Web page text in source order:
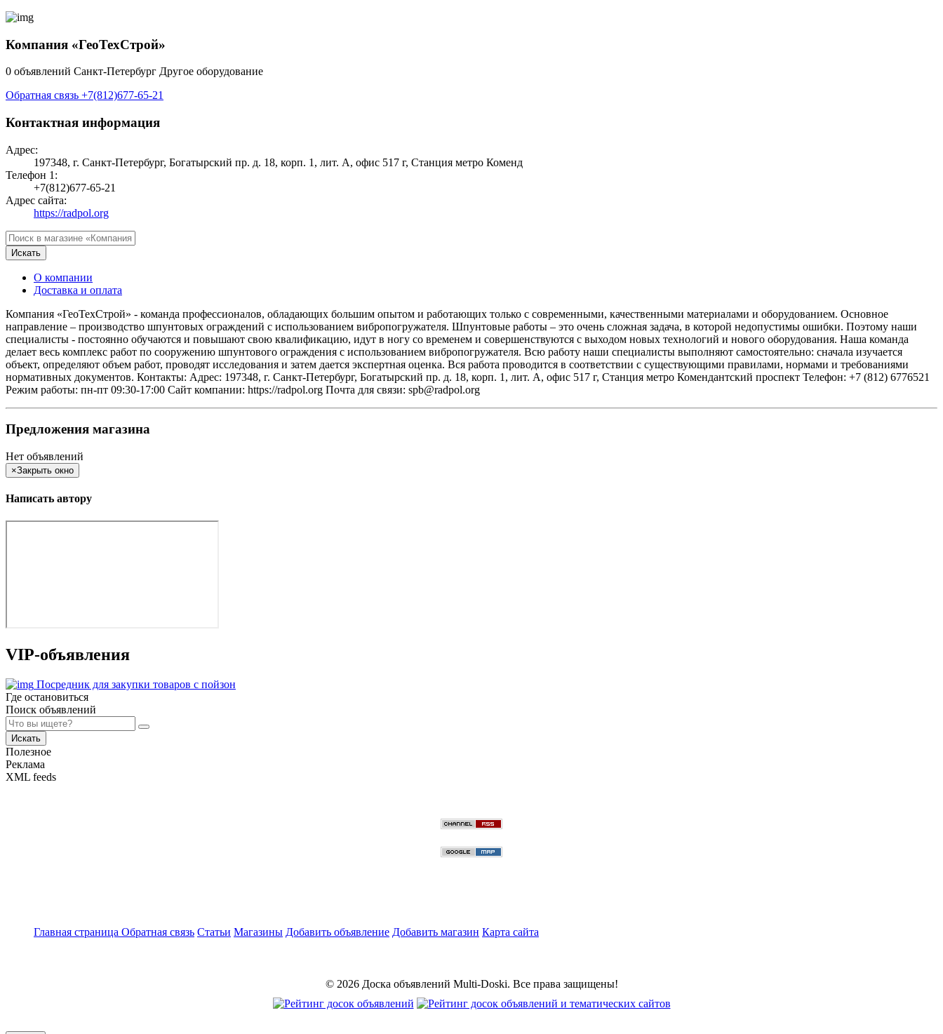
Компания «ГеоТехСтрой»
0 объявлений Санкт-Петербург Другое оборудование
Обратная связь +7(812)677-65-21
Контактная информация
Адрес:
197348, г. Санкт-Петербург, Богатырский пр. д. 18, корп. 1, лит. А, офис 517 г, Станция метро Коменд
Телефон 1:
+7(812)677-65-21
Адрес сайта:
https://radpol.org
Искать
О компании
Доставка и оплата
Компания «ГеоТехСтрой» - команда профессионалов, обладающих большим опытом и работающих только с современными, качественными материалами и оборудованием. Основное
направление – производство шпунтовых ограждений с использованием вибропогружателя. Шпунтовые работы – это очень сложная задача, в которой недопустимы ошибки. Поэтому наши
специалисты - постоянно обучаются и повышают свою квалификацию, идут в ногу со временем и совершенствуются с выходом новых технологий и нового оборудования. Наша команда
делает весь комплекс работ по сооружению шпунтового ограждения с использованием вибропогружателя. Всю работу наши специалисты выполняют самостоятельно: сначала изучается
объект, определяют объем работ, проводят исследования и затем дается экспертная оценка. Вся работа проводится в соответствии с существующими правилами, нормами и требованиями
нормативных документов. Контакты: Адрес: 197348, г. Санкт-Петербург, Богатырский пр. д. 18, корп. 1, лит. А, офис 517 г, Станция метро Комендантский проспект Телефон: +7 (812) 6776521
Режим работы: пн-пт 09:30-17:00 Сайт компании: https://radpol.org Почта для связи: spb@radpol.org
Предложения магазина
Нет объявлений
×Закрыть окно
Написать автору
VIP-объявления
Посредник для закупки товаров с пойзон
Где остановиться
Поиск объявлений
Искать
Полезное
Реклама
XML feeds
Главная страница Обратная связь Статьи Магазины Добавить объявление Добавить магазин Карта сайта
© 2026 Доска объявлений Multi-Doski. Все права защищены!